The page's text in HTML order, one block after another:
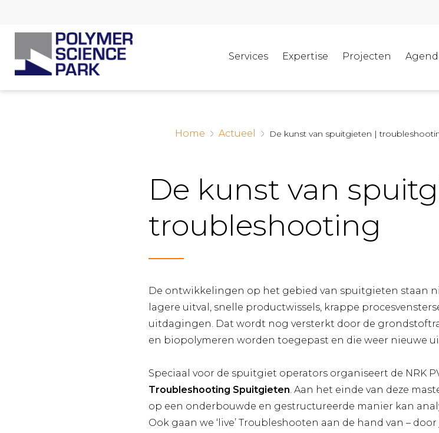
Services Expertise Projecten
Home Actueel De kunst van spuitgieten |
De kunst van
troubleshooting
De ontwikkelingen op het gebied van spuitgieten staan
lagere uitval, snelle productwissels, krappe
uitdagingen. Dat wordt nog versterkt door de
en biopolymeren worden toegepast en die weer nieuwe
Speciaal voor de spuitgiet operators organiseert de NRK
Troubleshooting Spuitgieten. Aan het einde van deze
op een onderbouwde en gestructureerde manier kan
Ook gaan we ‘live’ Troubleshooten aan de hand van –